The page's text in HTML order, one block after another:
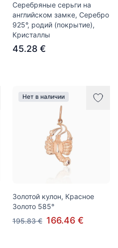
Серебряные серьги на
английском замке, Серебро
925°, родий (покрытие),
Кристаллы
45.28 €
Нет в наличии
Золотой кулон, Красное
Золото 585°
195.83 € 166.46 €